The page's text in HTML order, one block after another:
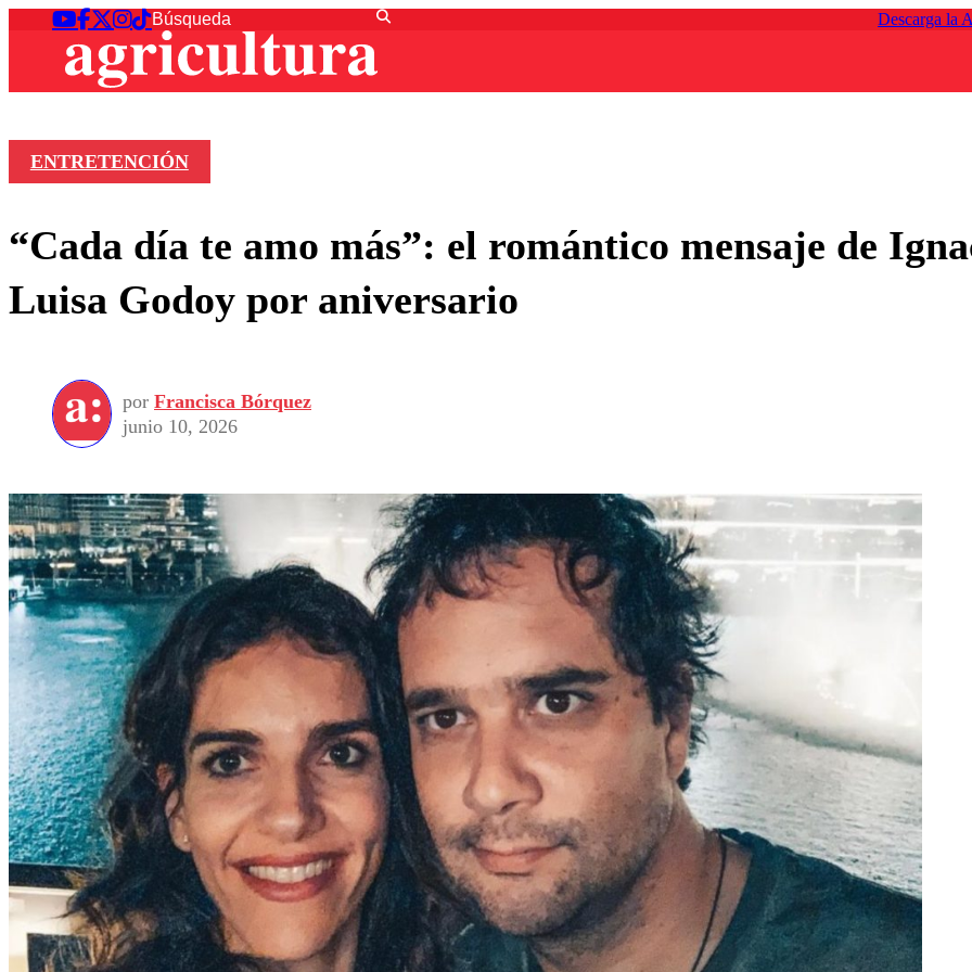
Descarga la
ENTRETENCIÓN
“Cada día te amo más”: el romántico mensaje de
Luisa Godoy por aniversario
por Francisca Bórquez
junio 10, 2026